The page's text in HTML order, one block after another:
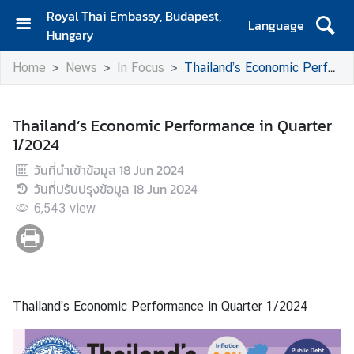
Royal Thai Embassy, Budapest,
Hungary
Language
H
o
A
b
o
u
t
U
s
N
e
w
Home News In Focus Thailand’s Economic Performance in Quarter 1/2024
Thailand’s Economic Performance in Quarter
1/2024
วันที่นำเข้าข้อมูล 18 Jun 2024
วันที่ปรับปรุงข้อมูล 18 Jun 2024
6,543 view
Thailand’s Economic Performance in Quarter 1/2024